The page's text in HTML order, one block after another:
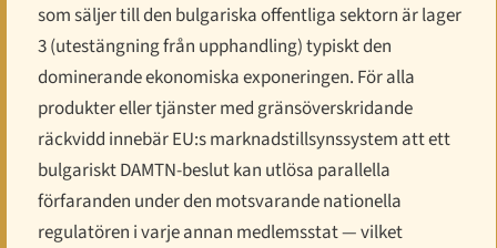
som säljer till den bulgariska offentliga sektorn är lager
3 (utestängning från upphandling) typiskt den
dominerande ekonomiska exponeringen. För alla
produkter eller tjänster med gränsöverskridande
räckvidd innebär EU:s marknadstillsynssystem att ett
bulgariskt DAMTN-beslut kan utlösa parallella
förfaranden under den motsvarande nationella
regulatören i varje annan medlemsstat — vilket